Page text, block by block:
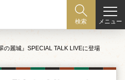
検索 メニュー
の麗城』SPECIAL TALK LIVEに登場